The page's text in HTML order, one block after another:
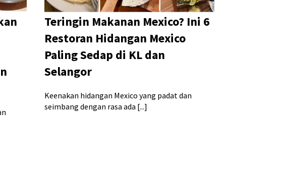
Teringin Makanan Mexico? Ini 6
Restoran Hidangan Mexico
Paling Sedap di KL dan
Selangor
Keenakan hidangan Mexico yang padat dan
seimbang dengan rasa ada [...]